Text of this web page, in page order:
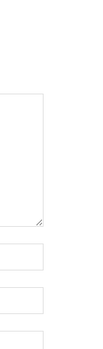
electrónico:*